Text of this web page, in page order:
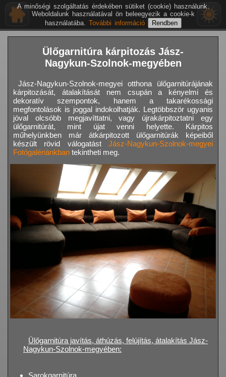
Ülőgarnitúra kárpitozás Jász-
Nagykun-Szolnok-megyében
Jász-Nagykun-Szolnok-megyei otthona ülőgarnitúrájának
kárpitozását, átalakítását nem csupán a kényelmi és
dekoratív szempontok, hanem a takarékossági
megfontolások is joggal indokolhatják. Legtöbbször ugyanis
jóval olcsóbb megjavíttatni, vagy újrakárpitoztatni egy
ülőgarnitúrát, mint újat venni helyette. Kárpitos
műhelyünkben már átkárpitozott ülőgarnitúrák képeiből
készült rövid válogatást Jász-Nagykun-Szolnok-megyei
Fotógalériánkban tekintheti meg.
Ülőgarnitúra javítás, áthúzás, felújítás, átalakítás Jász-
Nagykun-Szolnok-megyében:
Sarokgarnitúra
A minőségi szolgáltatás érdekében sütiket (cookie) használunk.
Weboldalunk használatával ön beleegyezik a cookie-k
használatába. További információ